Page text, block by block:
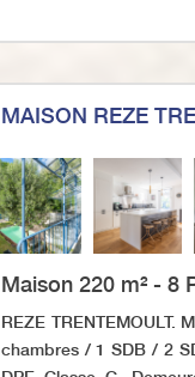
MAISON REZE
Maison 220 m² - 8
REZE TRENTEMOULT.
chambres / 1 SDB / 2